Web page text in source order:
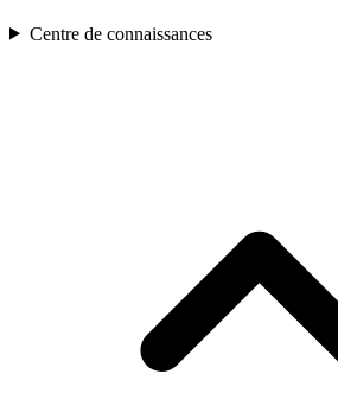
Centre de connaissances